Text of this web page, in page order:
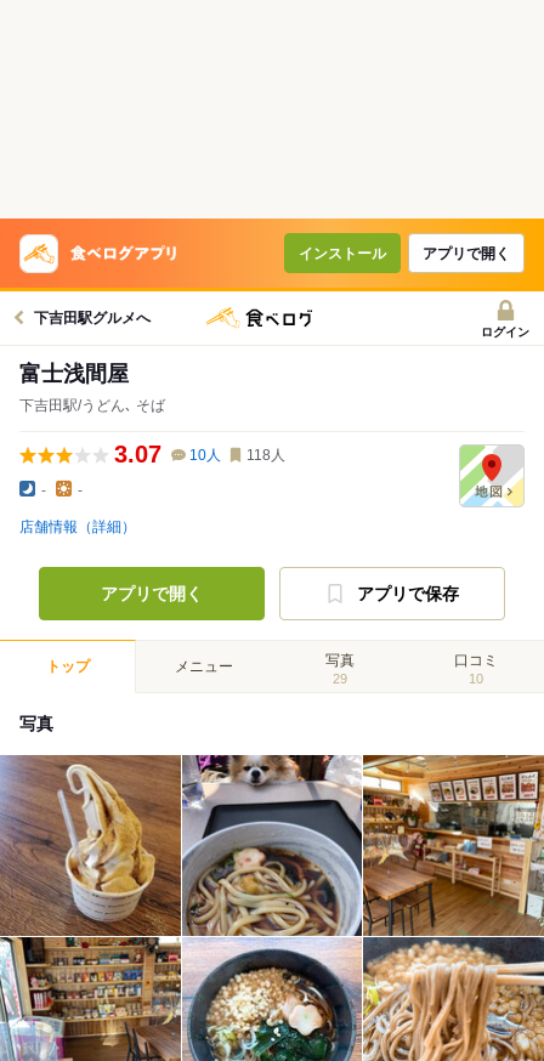
インストール アプリで開く
下吉田駅グルメへ
ログイン
富士浅間屋
下吉田駅/うどん､ そば
3.07 10人 118 人
- -
店舗情報（詳細）
アプリで開く アプリで保存
トップ メニュー 写真
29
口コミ
10
写真